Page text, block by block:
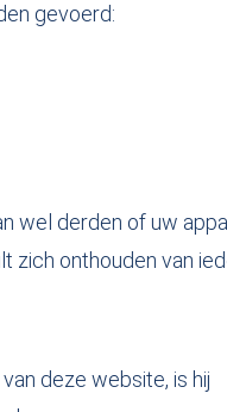
gevoerd:
wel derden of uw
zich onthouden van
deze website, is hij